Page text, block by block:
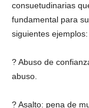
consuetudinarias
fundamental para
siguientes ejemplos:
? Abuso de
abuso.
? Asalto: pena de